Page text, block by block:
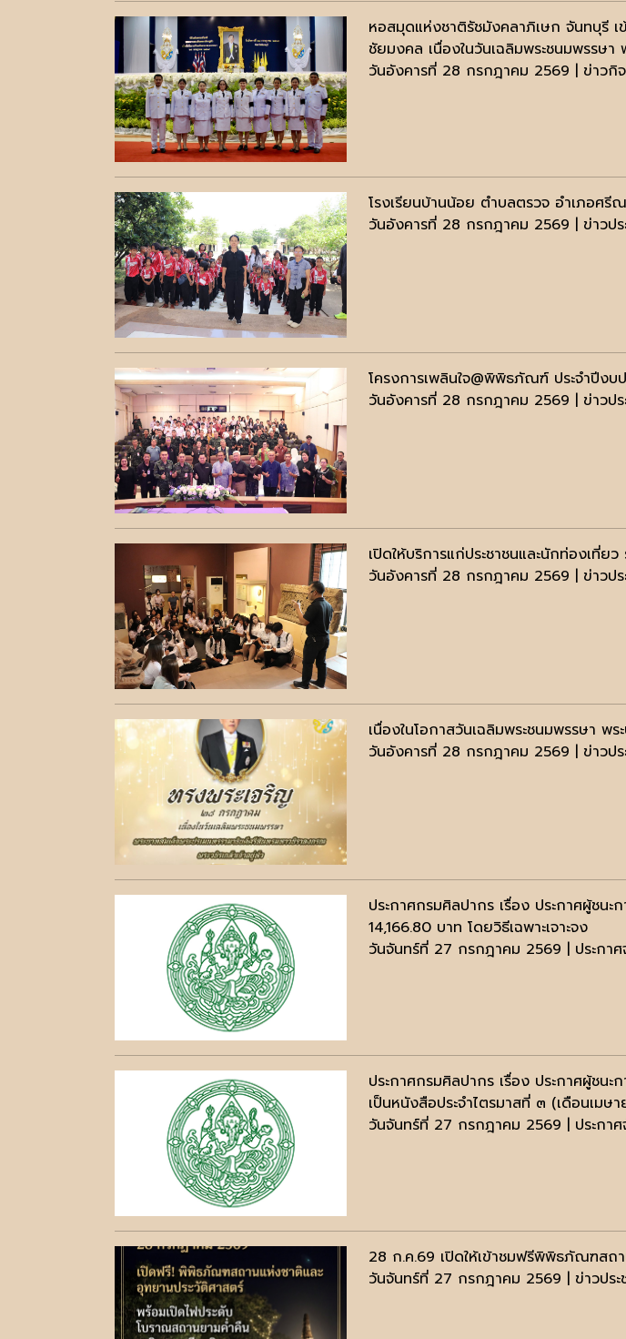
หอสมุดแห่งชาติรัชมังคลาภิเษก จันทบุรี เ
ชัยมงคล เนื่องในวันเฉลิมพระชนมพรรษ
วันอังคารที่ 28 กรกฎาคม 2569 | ข่าวกิ
โรงเรียนบ้านน้อย ตำบลตรวจ อำเภอศ
วันอังคารที่ 28 กรกฎาคม 2569 | ข่าวป
โครงการเพลินใจ@พิพิธภัณฑ์ ประจำปีง
วันอังคารที่ 28 กรกฎาคม 2569 | ข่าวป
เปิดให้บริการแก่ประชาชนและนักท่องเ
วันอังคารที่ 28 กรกฎาคม 2569 | ข่าวป
เนื่องในโอกาสวันเฉลิมพระชนมพรรษา
วันอังคารที่ 28 กรกฎาคม 2569 | ข่าวป
ประกาศกรมศิลปากร เรื่อง ประกาศผู้ชน
14,166.80 บาท โดยวิธีเฉพาะเจาะจง
วันจันทร์ที่ 27 กรกฎาคม 2569 | ประกา
ประกาศกรมศิลปากร เรื่อง ประกาศผู้ช
เป็นหนังสือประจำไตรมาสที่ ๓ (เดือนเ
วันจันทร์ที่ 27 กรกฎาคม 2569 | ประกา
28 ก.ค.69 เปิดให้เข้าชมฟรีพิพิธภัณฑสถ
วันจันทร์ที่ 27 กรกฎาคม 2569 | ข่าวปร